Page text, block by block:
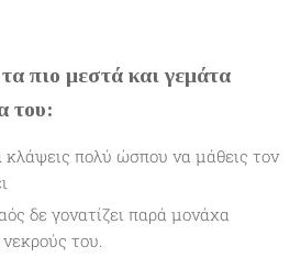
πιο μεστά και γεμάτα
του:
πολύ ώσπου να μάθεις τον
δε γονατίζει παρά μονάχα
του.